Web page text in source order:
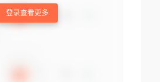
登录查看更多